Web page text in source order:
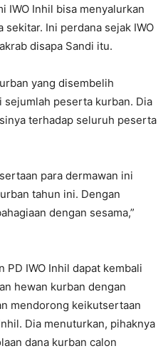
IWO Inhil bisa menyalurkan
Ini perdana sejak IWO
disapa Sandi itu.
yang disembelih
sejumlah peserta kurban. Dia
terhadap seluruh peserta
para dermawan ini
tahun ini. Dengan
dengan sesama,”
PD IWO Inhil dapat kembali
hewan kurban dengan
mendorong keikutsertaan
Dia menuturkan, pihaknya
dana kurban calon